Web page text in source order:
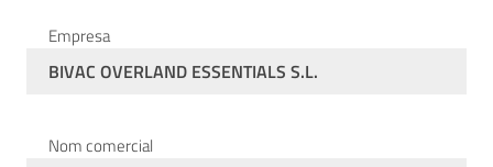
Empresa
BIVAC OVERLAND ESSENTIALS S.L.
Nom comercial